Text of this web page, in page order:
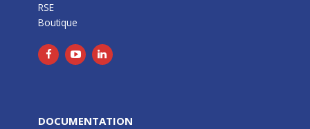
RSE
Boutique
DOCUMENTATION